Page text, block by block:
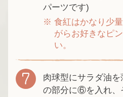
パーツです)
食紅はかなり少
がらお好きなピ
い。
肉球型にサラダ油
の部分に⑥を入れ、